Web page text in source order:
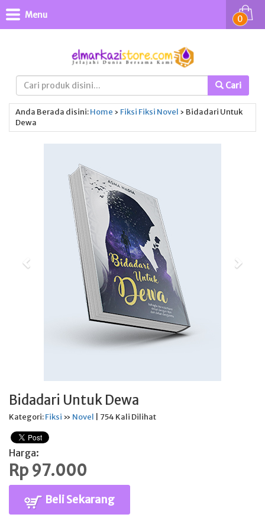
Cari
0
Menu
Anda Berada disini:Home › Fiksi Fiksi Novel › Bidadari Untuk
Dewa
Bidadari Untuk Dewa
Kategori:Fiksi » Novel | 754 Kali Dilihat
Harga:
Rp 97.000
Beli Sekarang